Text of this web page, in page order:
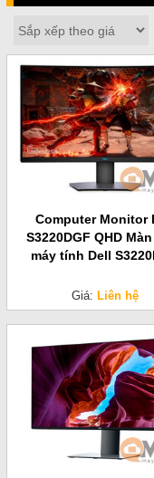
Computer Monitor
S3220DGF QHD
máy tính Dell
Giá: Liên hệ